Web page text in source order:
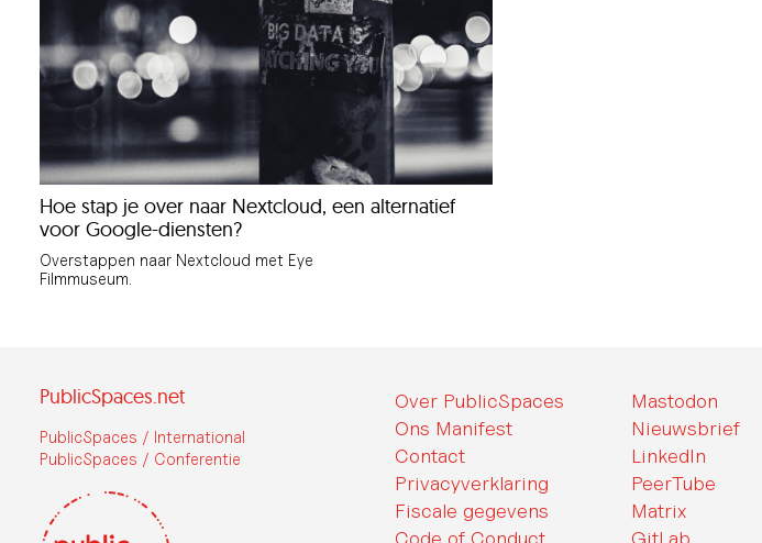
Hoe stap je over naar Nextcloud, een alternatief
voor Google-diensten?
Overstappen naar Nextcloud met Eye
Filmmuseum.
PublicSpaces.net
PublicSpaces / International
PublicSpaces / Conferentie
Over PublicSpaces
Ons Manifest
Contact
Privacyverklaring
Fiscale gegevens
Code of Conduct
Mastodon
Nieuwsbrief
LinkedIn
PeerTube
Matrix
GitLab